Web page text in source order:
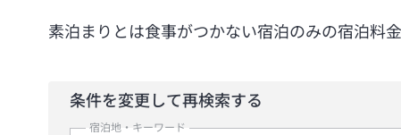
素泊まりとは食事がつかない宿泊のみの宿泊料
条件を変更して再検索する
宿泊地・キーワード